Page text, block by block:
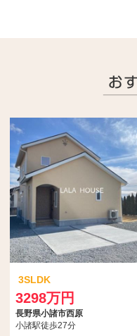
3SLDK
3298万円
長野県小諸市西原
小諸駅徒歩27分